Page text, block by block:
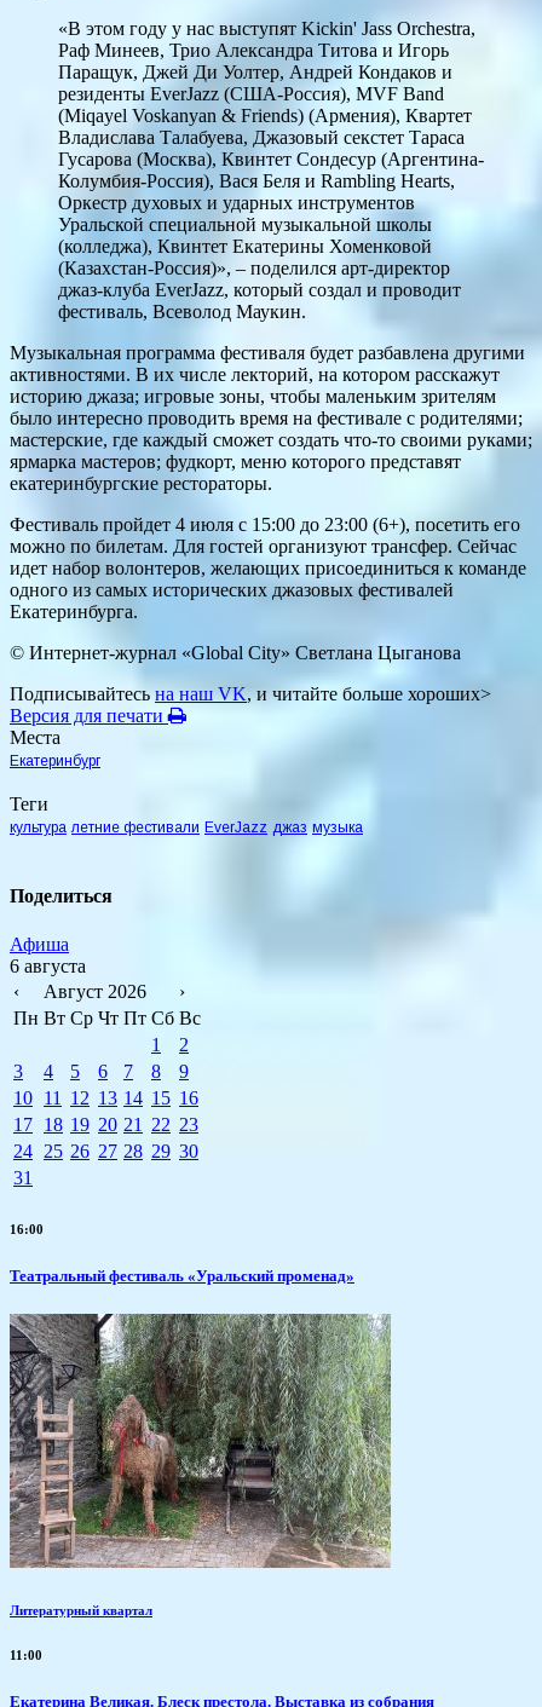
«В этом году у нас выступят Kickin' Jass Orchestra,
Раф Минеев, Трио Александра Титова и Игорь
Паращук, Джей Ди Уолтер, Андрей Кондаков и
резиденты EverJazz (США-Россия), MVF Band
(Miqayel Voskanyan & Friends) (Армения), Квартет
Владислава Талабуева, Джазовый секстет Тараса
Гусарова (Москва), Квинтет Сондесур (Аргентина-
Колумбия-Россия), Вася Беля и Rambling Hearts,
Оркестр духовых и ударных инструментов
Уральской специальной музыкальной школы
(колледжа), Квинтет Екатерины Хоменковой
(Казахстан-Россия)», – поделился арт-директор
джаз-клуба EverJazz, который создал и проводит
фестиваль, Всеволод Маукин.
Музыкальная программа фестиваля будет разбавлена другими
активностями. В их числе лекторий, на котором расскажут
историю джаза; игровые зоны, чтобы маленьким зрителям
было интересно проводить время на фестивале с родителями;
мастерские, где каждый сможет создать что-то своими руками;
ярмарка мастеров; фудкорт, меню которого представят
екатеринбургские рестораторы.
Фестиваль пройдет 4 июля с 15:00 до 23:00 (6+), посетить его
можно по билетам. Для гостей организуют трансфер. Сейчас
идет набор волонтеров, желающих присоединиться к команде
одного из самых исторических джазовых фестивалей
Екатеринбурга.
© Интернет-журнал «Global City» Светлана Цыганова
Подписывайтесь на наш VK, и читайте больше хороших>
Версия для печати
Места
Екатеринбург
Теги
культура летние фестивали EverJazz джаз музыка
Поделиться
Афиша
6 августа
‹
Август 2026
›
Пн Вт Ср Чт Пт Сб Вс
1
2
3
4 5 6 7 8
9
10 11 12 13 14 15 16
17 18 19 20 21 22 23
24 25 26 27 28 29 30
31
16:00
Театральный фестиваль «Уральский променад»
Литературный квартал
11:00
Екатерина Великая. Блеск престола. Выставка из собрания